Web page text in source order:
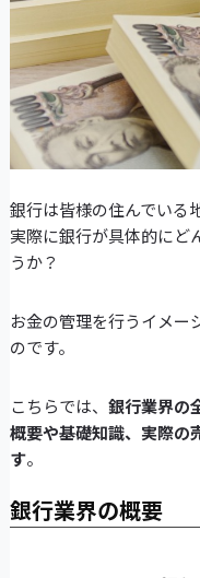
銀行は皆様の住んでいる
実際に銀行が具体的にど
うか？
お金の管理を行うイメー
のです。
こちらでは、 銀行業界の
概要や基礎知識、実際の
す。
銀行業界の概要